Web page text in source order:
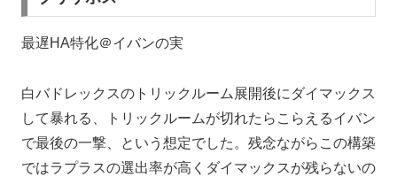
最遅HA特化＠イバンの実
白バドレックスのトリックルーム展開後にダイマックス
して暴れる、トリックルームが切れたらこらえるイバン
で最後の一撃、という想定でした。残念ながらこの構築
ではラプラスの選出率が高くダイマックスが残らないの